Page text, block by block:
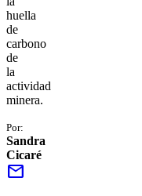
huella
de
carbono
de
la
actividad
minera.
Por:
Sandra
Cicaré
mail